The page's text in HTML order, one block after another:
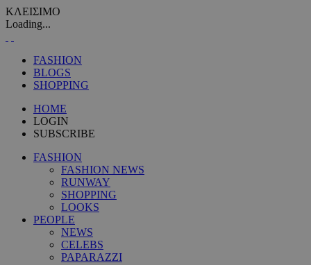
ΚΛΕΙΣΙΜΟ
Loading...
FASHION
BLOGS
SHOPPING
HOME
LOGIN
SUBSCRIBE
FASHION
FASHION NEWS
RUNWAY
SHOPPING
LOOKS
PEOPLE
NEWS
CELEBS
PAPARAZZI